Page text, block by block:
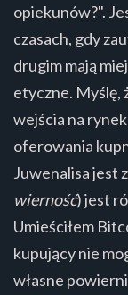
opiekunów?".
czasach, gdy
drugim mają
etyczne. Myślę,
wejścia na
oferowania
Juwenalisa jest
wierność) jest
Umieściłem
kupujący nie
własne